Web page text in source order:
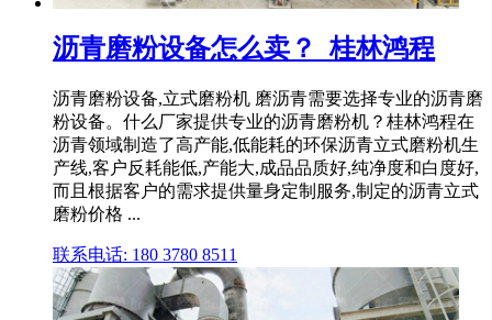
沥青磨粉设备怎么卖？_桂林鸿程
沥青磨粉设备,立式磨粉机 磨沥青需要选择专业的沥青磨
粉设备。什么厂家提供专业的沥青磨粉机？桂林鸿程在
沥青领域制造了高产能,低能耗的环保沥青立式磨粉机生
产线,客户反耗能低,产能大,成品品质好,纯净度和白度好,
而且根据客户的需求提供量身定制服务,制定的沥青立式
磨粉价格 ...
联系电话: 180 3780 8511